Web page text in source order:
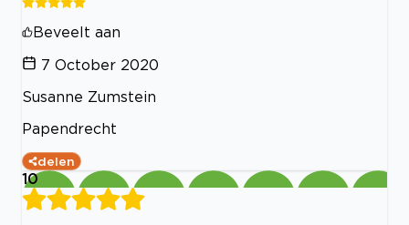
Beveelt aan
7 October 2020
Susanne Zumstein
Papendrecht
delen
10